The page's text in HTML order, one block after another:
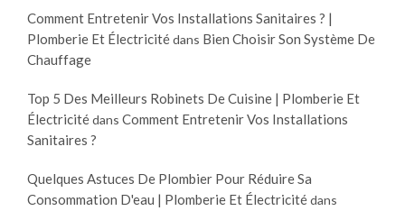
Comment Entretenir Vos Installations Sanitaires ? |
Plomberie Et Électricitédans Bien Choisir Son Système De
Chauffage
Top 5 Des Meilleurs Robinets De Cuisine | Plomberie Et
Électricitédans Comment Entretenir Vos Installations
Sanitaires ?
Quelques Astuces De Plombier Pour Réduire Sa
Consommation D'eau | Plomberie Et Électricitédans